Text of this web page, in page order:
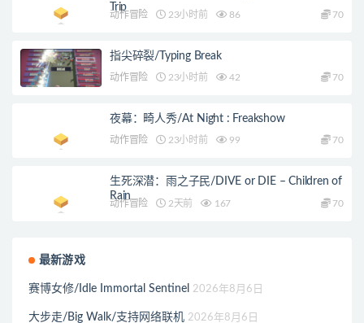
Trip
动作冒险 23小时前 86 70
指尖碎裂/Typing Break
动作冒险 23小时前 42 70
夜幕：畸人秀/At Night : Freakshow
动作冒险 23小时前 99 70
生死深潜：雨之子民/DIVE or DIE – Children of
Rain
动作冒险 2天前 167 70
最新游戏
赛博女修/Idle Immortal Sentinel 2026年8月6日
大步走/Big Walk/支持网络联机 2026年8月6日